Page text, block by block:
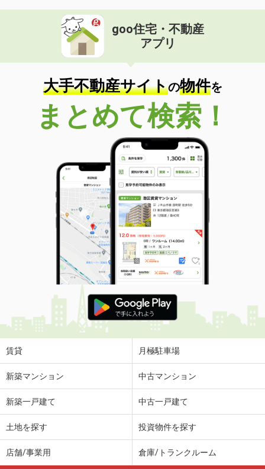
goo住宅・不動産
アプリ
大手不動産サイトの物件を
まとめて検索！
賃貸 月極駐車場
新築マンション 中古マンション
新築一戸建て 中古一戸建て
土地を探す 投資物件を探す
店舗/事業用 倉庫/トランクルーム